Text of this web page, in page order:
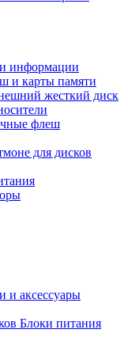
информации
и карты памяти
жесткий диск
флеш
для дисков
и аксессуары
Блоки питания